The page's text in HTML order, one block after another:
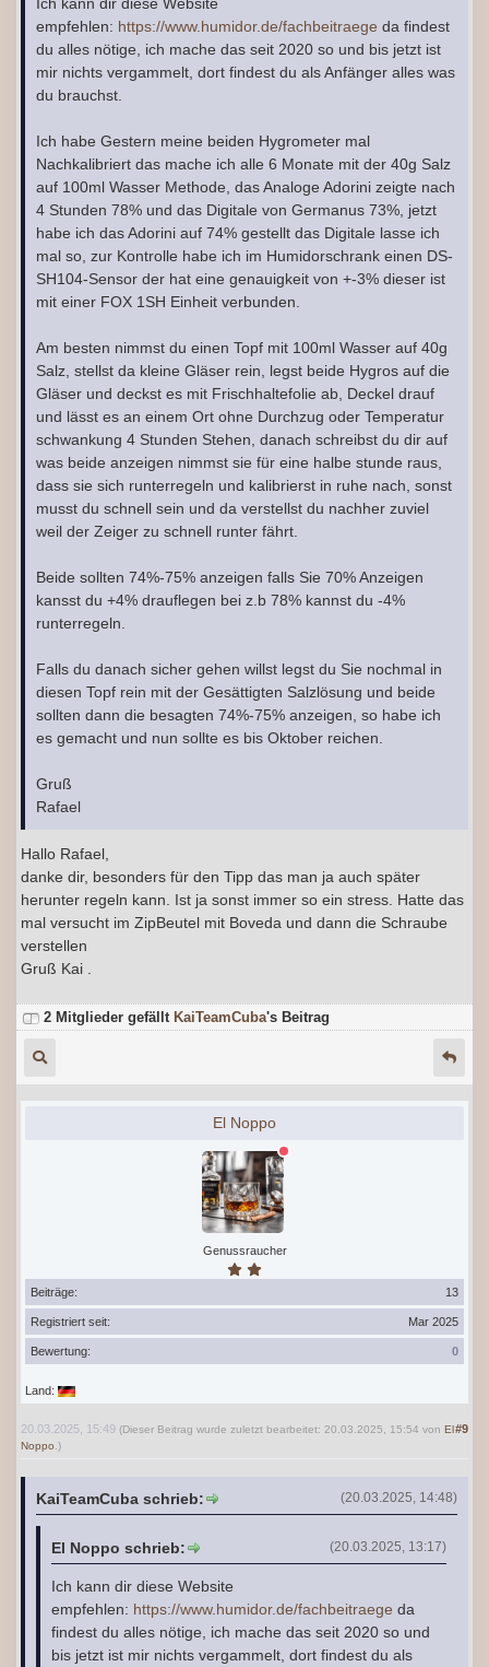
empfehlen: https://www.humidor.de/fachbeitraege da findest
du alles nötige, ich mache das seit 2020 so und bis jetzt ist
mir nichts vergammelt, dort findest du als Anfänger alles was
du brauchst.
Ich habe Gestern meine beiden Hygrometer mal
Nachkalibriert das mache ich alle 6 Monate mit der 40g Salz
auf 100ml Wasser Methode, das Analoge Adorini zeigte nach
4 Stunden 78% und das Digitale von Germanus 73%, jetzt
habe ich das Adorini auf 74% gestellt das Digitale lasse ich
mal so, zur Kontrolle habe ich im Humidorschrank einen DS-
SH104-Sensor der hat eine genauigkeit von +-3% dieser ist
mit einer FOX 1SH Einheit verbunden.
Am besten nimmst du einen Topf mit 100ml Wasser auf 40g
Salz, stellst da kleine Gläser rein, legst beide Hygros auf die
Gläser und deckst es mit Frischhaltefolie ab, Deckel drauf
und lässt es an einem Ort ohne Durchzug oder Temperatur
schwankung 4 Stunden Stehen, danach schreibst du dir auf
was beide anzeigen nimmst sie für eine halbe stunde raus,
dass sie sich runterregeln und kalibrierst in ruhe nach, sonst
musst du schnell sein und da verstellst du nachher zuviel
weil der Zeiger zu schnell runter fährt.
Beide sollten 74%-75% anzeigen falls Sie 70% Anzeigen
kansst du +4% drauflegen bei z.b 78% kannst du -4%
runterregeln.
Falls du danach sicher gehen willst legst du Sie nochmal in
diesen Topf rein mit der Gesättigten Salzlösung und beide
sollten dann die besagten 74%-75% anzeigen, so habe ich
es gemacht und nun sollte es bis Oktober reichen.
Gruß
Rafael
Hallo Rafael,
danke dir, besonders für den Tipp das man ja auch später
herunter regeln kann. Ist ja sonst immer so ein stress. Hatte das
mal versucht im ZipBeutel mit Boveda und dann die Schraube
verstellen
Gruß Kai .
2 Mitglieder gefällt KaiTeamCuba's Beitrag
El Noppo
Genussraucher
Beiträge: 13
Registriert seit: Mar 2025
Bewertung: 0
Land:
#9
20.03.2025, 15:49(Dieser Beitrag wurde zuletzt bearbeitet: 20.03.2025, 15:54 vonEl
Noppo .)
(20.03.2025, 14:48)
KaiTeamCuba schrieb:
(20.03.2025, 13:17)
El Noppo schrieb:
Ich kann dir diese Website
empfehlen: https://www.humidor.de/fachbeitraege da
findest du alles nötige, ich mache das seit 2020 so und
bis jetzt ist mir nichts vergammelt, dort findest du als